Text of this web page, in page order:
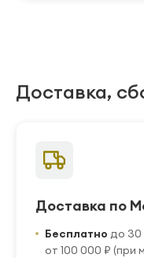
Доставка,
Доставка по
Бесплатно до 30
от 100 000 ₽ (при